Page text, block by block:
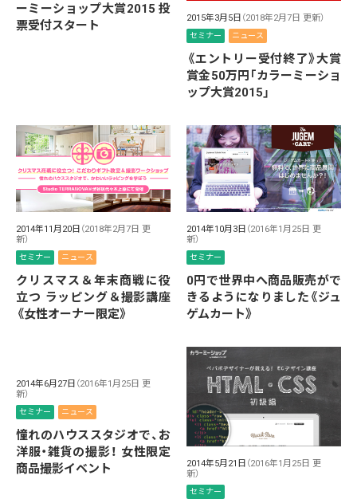
ーミーショップ大賞2015 投
票受付スタート
2015年3月5日 （2018年2月7日 更新）
セミナー ニュース
《エントリー受付終了》大賞
賞金50万円「カラーミーショ
ップ大賞2015」
2014年11月20日 （2018年2月7日 更
新）
セミナー ニュース
クリスマス＆年末商戦に役
立つ ラッピング＆撮影講座
《女性オーナー限定》
2014年10月3日 （2016年1月25日 更
新）
セミナー
0円で世界中へ商品販売がで
きるようになりました《ジュ
ゲムカート》
2014年6月27日 （2016年1月25日 更
新）
セミナー ニュース
憧れのハウススタジオで、お
洋服・雑貨の撮影！ 女性限定
商品撮影イベント
2014年5月21日 （2016年1月25日 更
新）
セミナー